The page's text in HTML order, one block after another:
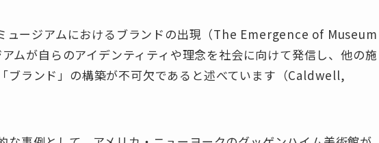
ージアムにおけるブランドの出現（The Emergence of Museum
ムが自らのアイデンティティや理念を社会に向けて発信し、他の施
ブランド」の構築が不可欠であると述べています（Caldwell,